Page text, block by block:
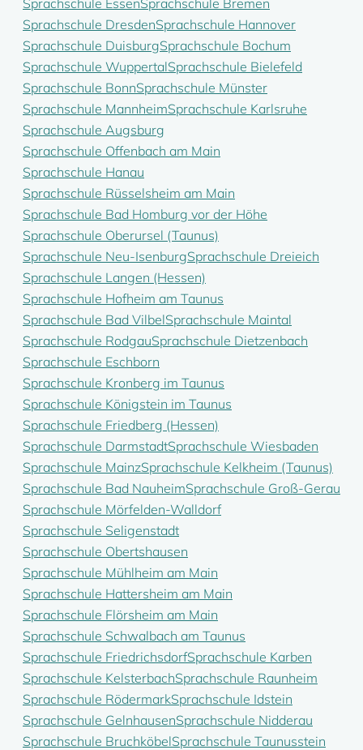
Sprachschule EssenSprachschule Bremen
Sprachschule DresdenSprachschule Hannover
Sprachschule DuisburgSprachschule Bochum
Sprachschule WuppertalSprachschule Bielefeld
Sprachschule BonnSprachschule Münster
Sprachschule MannheimSprachschule Karlsruhe
Sprachschule Augsburg
Sprachschule Offenbach am Main
Sprachschule Hanau
Sprachschule Rüsselsheim am Main
Sprachschule Bad Homburg vor der Höhe
Sprachschule Oberursel (Taunus)
Sprachschule Neu-IsenburgSprachschule Dreieich
Sprachschule Langen (Hessen)
Sprachschule Hofheim am Taunus
Sprachschule Bad VilbelSprachschule Maintal
Sprachschule RodgauSprachschule Dietzenbach
Sprachschule Eschborn
Sprachschule Kronberg im Taunus
Sprachschule Königstein im Taunus
Sprachschule Friedberg (Hessen)
Sprachschule DarmstadtSprachschule Wiesbaden
Sprachschule MainzSprachschule Kelkheim (Taunus)
Sprachschule Bad NauheimSprachschule Groß-Gerau
Sprachschule Mörfelden-Walldorf
Sprachschule Seligenstadt
Sprachschule Obertshausen
Sprachschule Mühlheim am Main
Sprachschule Hattersheim am Main
Sprachschule Flörsheim am Main
Sprachschule Schwalbach am Taunus
Sprachschule FriedrichsdorfSprachschule Karben
Sprachschule KelsterbachSprachschule Raunheim
Sprachschule RödermarkSprachschule Idstein
Sprachschule GelnhausenSprachschule Nidderau
Sprachschule BruchköbelSprachschule Taunusstein